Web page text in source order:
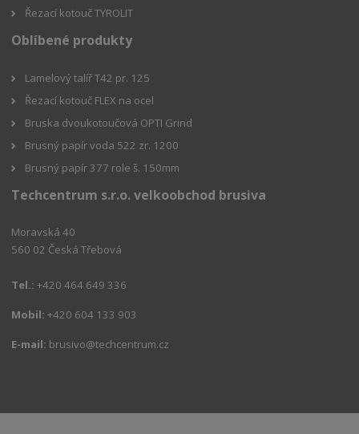
Řezací kotouč TYROLIT
Oblíbené produkty
Lamelový talíř T42 pr. 125
Řezací kotouč FLEX na ocel
Bruska dvoukotoučová OPTI Grind
Brusný papír voda 522 zr. 1200
Brusný papír 377 role š. 150mm
Techcentrum s.r.o. velkoobchod brusiva
Moravská 40
560 02 Česká Třebová
Tel.: +420 464 649 336
Mobil: +420 604 133 903
E-mail: brusivo@techcentrum.cz